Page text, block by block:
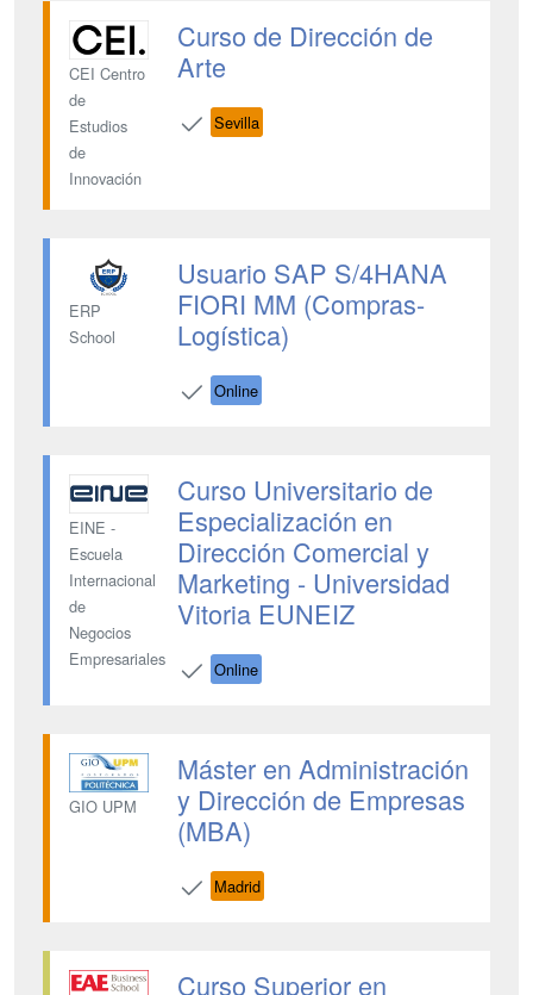
CEI Centro
de
Estudios
de
Innovación
Curso de Dirección de
Arte
Sevilla
ERP
School
Usuario SAP S/4HANA
FIORI MM (Compras-
Logística)
Online
EINE -
Escuela
Internacional
de
Negocios
Empresariales
Curso Universitario de
Especialización en
Dirección Comercial y
Marketing - Universidad
Vitoria EUNEIZ
Online
GIO UPM
Máster en Administración
y Dirección de Empresas
(MBA)
Madrid
Curso Superior en